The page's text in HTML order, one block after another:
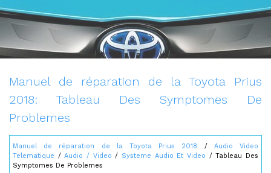
POPULAIRE
CONTACTS
Manuel de réparation de la Toyota Prius
2018: Tableau Des Symptomes De
Problemes
Manuel de réparation de la Toyota Prius 2018 / Audio Video
Telematique /Audio / Video / Systeme Audio Et Video / Tableau Des
Symptomes De Problemes